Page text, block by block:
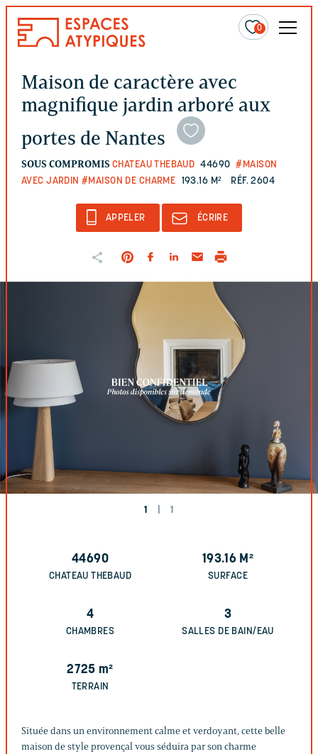
0
Maison de caractère avec
magnifique jardin arboré aux
portes de Nantes
SOUS COMPROMIS CHATEAU THEBAUD 44690 #MAISON
AVEC JARDIN #MAISON DE CHARME 193.16 M² RÉF. 2604
APPELER ÉCRIRE
1 1
44690
CHATEAU THEBAUD
193.16 M²
SURFACE
4
CHAMBRES
3
SALLES DE BAIN/EAU
2725 m²
TERRAIN
Située dans un environnement calme et verdoyant, cette belle
maison de style provençal vous séduira par son charme